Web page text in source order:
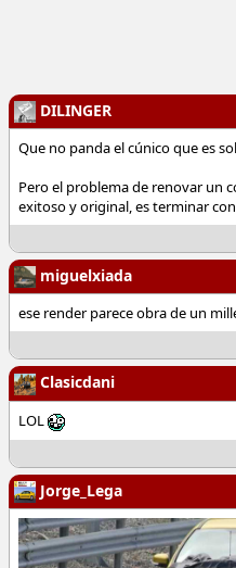
DILINGER
Que no panda el cúnico que es
Pero el problema de renovar un
exitoso y original, es terminar
miguelxiada
ese render parece obra de un
Clasicdani
LOL
Jorge_Lega